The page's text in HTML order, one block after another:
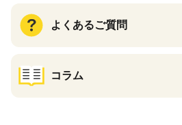
よくあるご質問
コラム